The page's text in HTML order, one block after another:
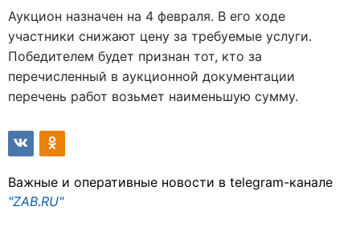
Аукцион назначен на 4 февраля. В его ходе
участники снижают цену за требуемые услуги.
Победителем будет признан тот, кто за
перечисленный в аукционной документации
перечень работ возьмет наименьшую сумму.
Важные и оперативные новости в telegram-канале
"ZAB.RU"